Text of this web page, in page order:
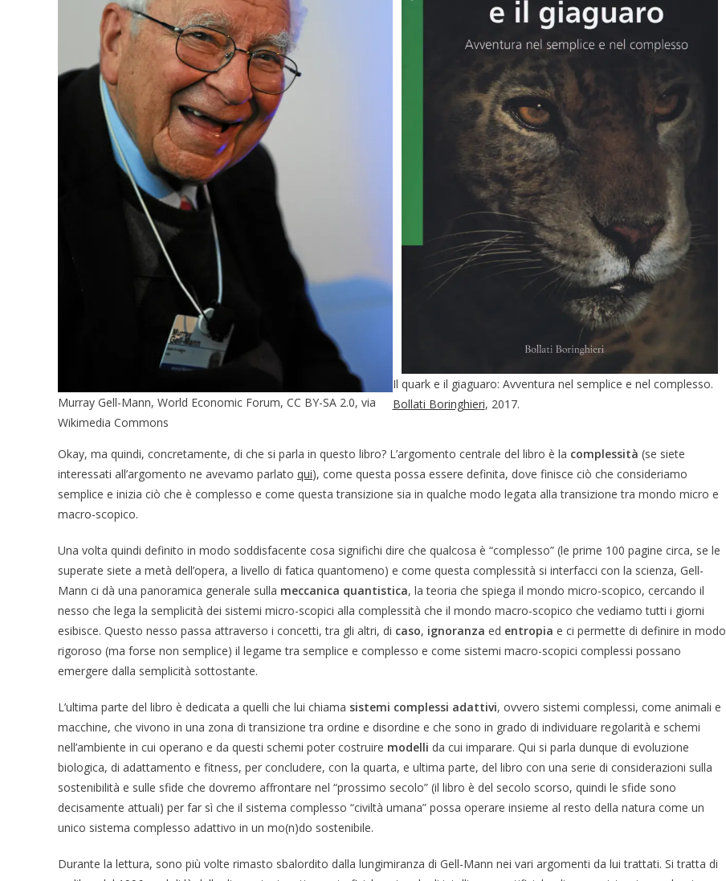
Murray Gell-Mann, World Economic Forum, CC BY-SA 2.0, via
Wikimedia Commons
Il quark e il giaguaro: Avventura nel semplice e nel complesso.
Bollati Boringhieri, 2017.
Okay, ma quindi, concretamente, di che si parla in questo libro? L’argomento centrale del libro è la complessità (se siete
interessati all’argomento ne avevamo parlato qui), come questa possa essere definita, dove finisce ciò che consideriamo
semplice e inizia ciò che è complesso e come questa transizione sia in qualche modo legata alla transizione tra mondo micro e
macro-scopico.
Una volta quindi definito in modo soddisfacente cosa significhi dire che qualcosa è “complesso” (le prime 100 pagine circa, se le
superate siete a metà dell’opera, a livello di fatica quantomeno) e come questa complessità si interfacci con la scienza, Gell-
Mann ci dà una panoramica generale sulla meccanica quantistica, la teoria che spiega il mondo micro-scopico, cercando il
nesso che lega la semplicità dei sistemi micro-scopici alla complessità che il mondo macro-scopico che vediamo tutti i giorni
esibisce. Questo nesso passa attraverso i concetti, tra gli altri, di caso, ignoranza ed entropia e ci permette di definire in modo
rigoroso (ma forse non semplice) il legame tra semplice e complesso e come sistemi macro-scopici complessi possano
emergere dalla semplicità sottostante.
L’ultima parte del libro è dedicata a quelli che lui chiama sistemi complessi adattivi, ovvero sistemi complessi, come animali e
macchine, che vivono in una zona di transizione tra ordine e disordine e che sono in grado di individuare regolarità e schemi
nell’ambiente in cui operano e da questi schemi poter costruire modelli da cui imparare. Qui si parla dunque di evoluzione
biologica, di adattamento e fitness, per concludere, con la quarta, e ultima parte, del libro con una serie di considerazioni sulla
sostenibilità e sulle sfide che dovremo affrontare nel “prossimo secolo” (il libro è del secolo scorso, quindi le sfide sono
decisamente attuali) per far sì che il sistema complesso “civiltà umana” possa operare insieme al resto della natura come un
unico sistema complesso adattivo in un mo(n)do sostenibile.
Durante la lettura, sono più volte rimasto sbalordito dalla lungimiranza di Gell-Mann nei vari argomenti da lui trattati. Si tratta di